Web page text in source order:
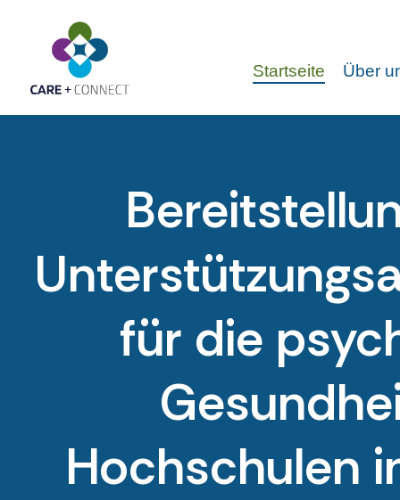
Startseite Über
für die
Hochschulen